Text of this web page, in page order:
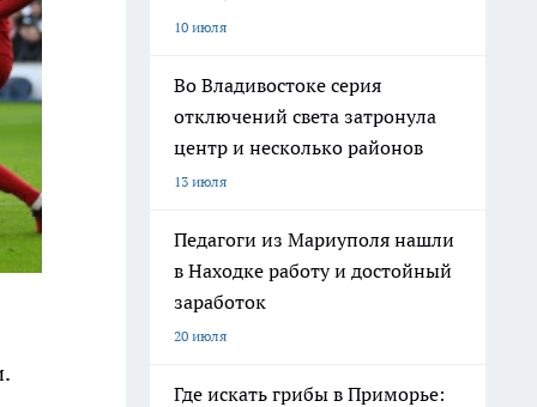
10 июля
Во Владивостоке серия
отключений света затронула
центр и несколько районов
13 июля
Педагоги из Мариуполя нашли
в Находке работу и достойный
заработок
20 июля
Где искать грибы в Приморье: